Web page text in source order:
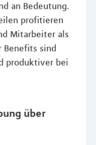
an Bedeutung.
profitieren
Mitarbeiter als
Benefits sind
produktiver bei
über